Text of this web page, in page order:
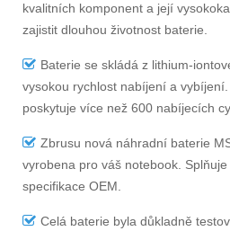
kvalitních komponent a její
zajistit dlouhou životnost baterie.
Baterie se skládá z lithium-
vysokou rychlost nabíjení a
poskytuje více než 600 nabíjecích
Zbrusu nová náhradní baterie
vyrobena pro váš notebook.
specifikace OEM.
Celá baterie byla důkladně